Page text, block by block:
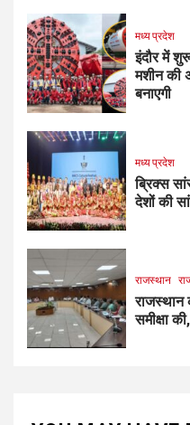
मध्य प्रदेश
इंदौर में
मशीन की
बनाएगी
मध्य प्रदेश
ब्रिक्स
देशों की
राजस्थान
राजस्थान
समीक्षा